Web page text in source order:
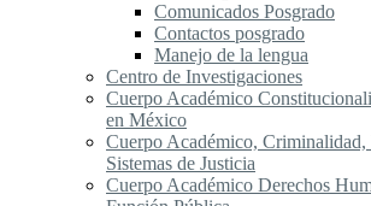
Comunicados Posgrado
Contactos posgrado
Manejo de la lengua
Centro de Investigaciones
Cuerpo Académico
en México
Cuerpo Académico,
Sistemas de Justicia
Cuerpo Académico Derechos